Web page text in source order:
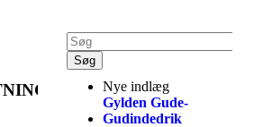
Nye indlæg
Gylden Gude-
Gudindedrik